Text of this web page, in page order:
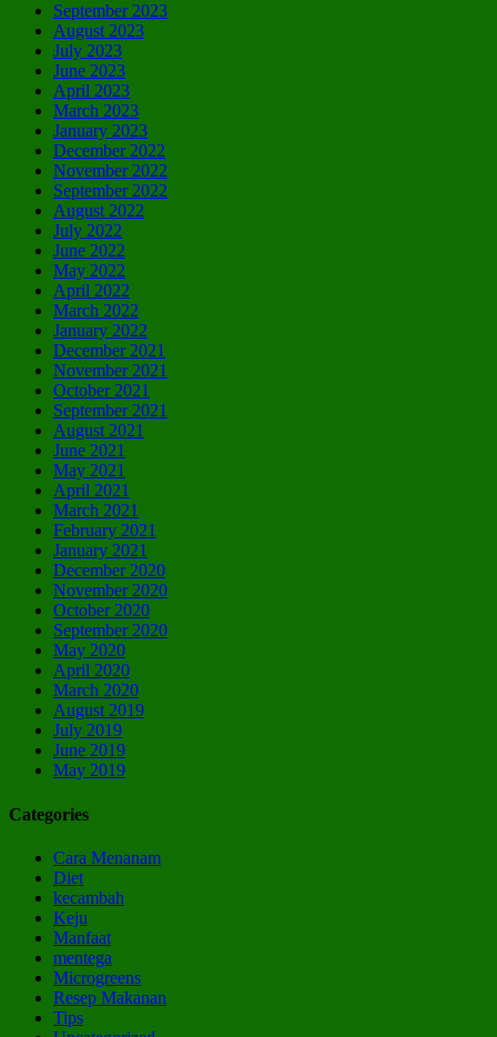
September 2023
August 2023
July 2023
June 2023
April 2023
March 2023
January 2023
December 2022
November 2022
September 2022
August 2022
July 2022
June 2022
May 2022
April 2022
March 2022
January 2022
December 2021
November 2021
October 2021
September 2021
August 2021
June 2021
May 2021
April 2021
March 2021
February 2021
January 2021
December 2020
November 2020
October 2020
September 2020
May 2020
April 2020
March 2020
August 2019
July 2019
June 2019
May 2019
Categories
Cara Menanam
Diet
kecambah
Keju
Manfaat
mentega
Microgreens
Resep Makanan
Tips